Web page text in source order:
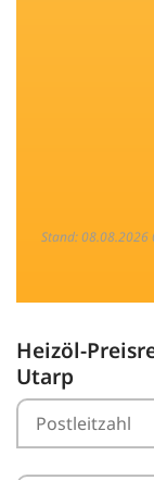
Stand:
Heizöl-
Utarp